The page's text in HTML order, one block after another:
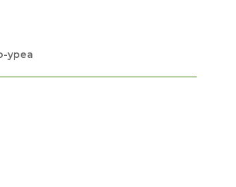
уреа